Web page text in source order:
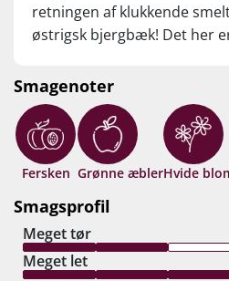
retningen af klukkende
østrigsk bjergbæk! Det her
nogensinde smagt større?
år fra høståret.
Smagenoter
Fersken Grønne æblerHvide
Smagsprofil
Meget tør
Meget let